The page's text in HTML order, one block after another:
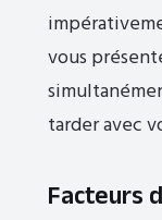
vous
tarder avec
Facteurs